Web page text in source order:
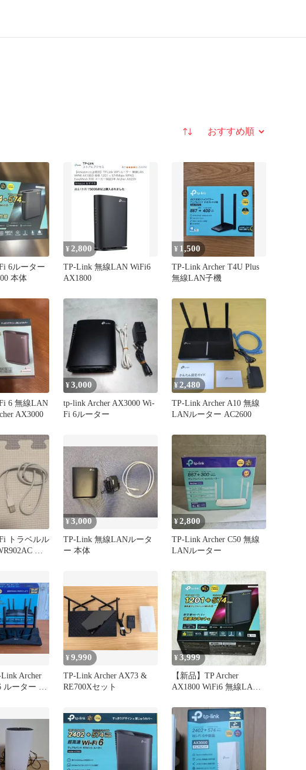
並び替え
6ルーター
本体
¥ 2,800
TP-Link 無線LAN WiFi6
AX1800
¥ 1,500
TP-Link Archer T4U Plus
無線LAN子機
6 無線LAN
AX3000
¥3,000
tp-link Archer AX3000 Wi-
Fi 6ルーター
¥2,480
TP-Link Archer A10 無線
LANルーター AC2600
トラベルル
本
¥3,000
TP-Link 無線LANルータ
ー 本体
¥2,800
TP-Link Archer C50 無線
LANルーター
Link Archer
ーター お
¥9,990
TP-Link Archer AX73 &
RE700Xセット
¥3,999
【新品】TP Archer
AX1800 WiFi6 無線LAN